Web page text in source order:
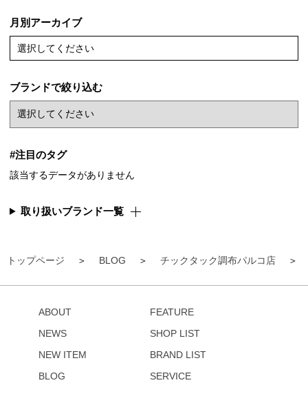
トップページ BLOG チックタック調布パルコ店
月別アーカイブ
選択してください
ブランドで絞り込む
#注目のタグ
該当するデータがありません
取り扱いブランド一覧
ABOUT
NEWS
NEW ITEM
BLOG
FEATURE
SHOP LIST
BRAND LIST
SERVICE